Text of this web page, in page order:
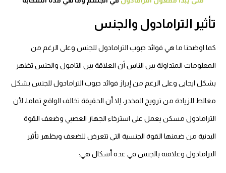
تأثير الترامادول والجنس
كما اوضحنا ما هي فوائد حبوب الترامادول للجنس وعلى الرغم من
المعلومات المتداولة بين الناس أن العلاقة بين التامول والجنس تظهر
بشكل ايجابى وعلى الرغم من إبراز فوائد حبوب الترامادول للجنس بشكل
مغالط للزيادة من ترويج المخدر، إلا أن الحقيقة تخالف الواقع تماما، لأن
الترامادول مسكن يعمل على استرخاء الجهاز العصبي وضعف القوة
البدنية من ضمنها القوة الجنسية التي تتعرض للضعف ويظهر تأثير
الترامادول وعلاقته بالجنس في عدة أشكال هي: